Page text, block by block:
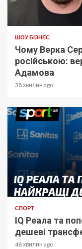
ШОУ БІЗНЕС
Чому Верка
російською:
Адамова
38 хвилин ago
СПОРТ
IQ Реала та
дешеві
48 хвилин ago